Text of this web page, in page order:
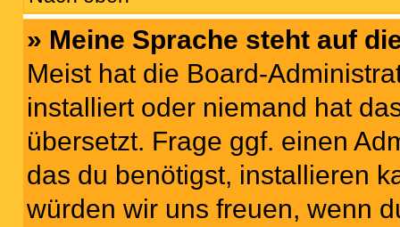
» Meine Sprache steht auf
Meist hat die Board-
installiert oder niemand hat
übersetzt. Frage ggf. einen
das du benötigst, installieren
würden wir uns freuen, wenn